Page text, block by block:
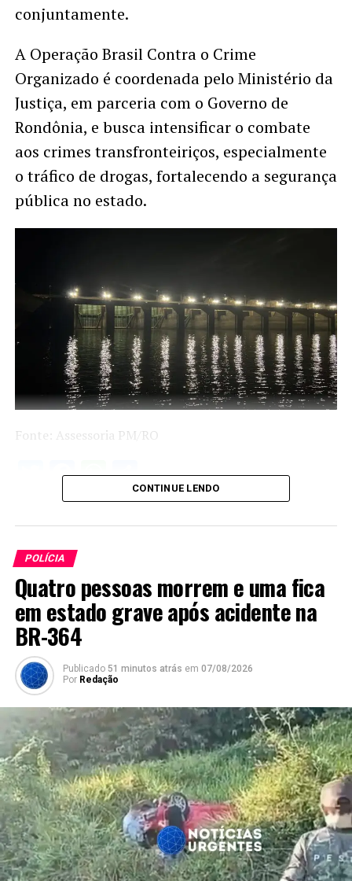
conjuntamente.
A Operação Brasil Contra o Crime
Organizado é coordenada pelo Ministério da
Justiça, em parceria com o Governo de
Rondônia, e busca intensificar o combate
aos crimes transfronteiriços, especialmente
o tráfico de drogas, fortalecendo a segurança
pública no estado.
Fonte: Assessoria PM/RO
Twitter
Facebook
WhatsApp
Share
CONTINUE LENDO
POLÍCIA
Quatro pessoas morrem e uma fica
em estado grave após acidente na
BR-364
Publicado 51 minutos atrás em 07/08/2026
Por Redação